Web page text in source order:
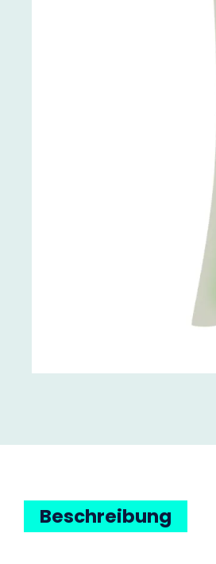
Beschreibung